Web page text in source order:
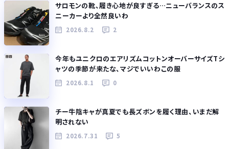
サロモンの靴、履き心地が良すぎる…ニューバランスのス
ニーカーより全然良いわ
2026.8.2 2
今年もユニクロのエアリズムコットンオーバーサイズTシ
ャツの季節が来たな、マジでいいわこの服
2026.8.1 0
チー牛陰キャが真夏でも長ズボンを履く理由、いまだ解
明されない
2026.7.31 5